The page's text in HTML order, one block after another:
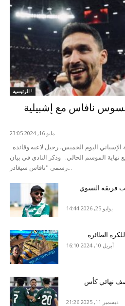
الرئيسية !
نافاس مع إشبيلية
مايو 16, 2024 23:05
الموسم الحالي. وذكر النادي في بيان
رسمي "نافاس سيغادر...
فريقه النسوي
يوليو 25, 2026 14:44
الطائرة
أبريل 10, 2024 16:10
نهائي كأس
ديسمبر 11, 2025 21:26